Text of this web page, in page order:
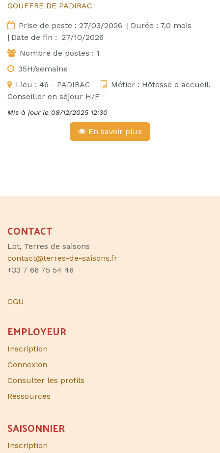
GOUFFRE DE PADIRAC
Prise de poste : 27/03/2026 | Durée : 7,0 mois
| Date de fin : 27/10/2026
Nombre de postes : 1
35H/semaine
Lieu : 46 - PADIRAC Métier : Hôtesse d'accueil,
Conseiller en séjour H/F
Mis à jour le 09/12/2025 12:30
En savoir plus
CONTACT
Lot, Terres de saisons
contact@terres-de-saisons.fr
+33 7 66 75 54 46
CGU
EMPLOYEUR
Inscription
Connexion
Consulter les profils
Ressources
SAISONNIER​
Inscription